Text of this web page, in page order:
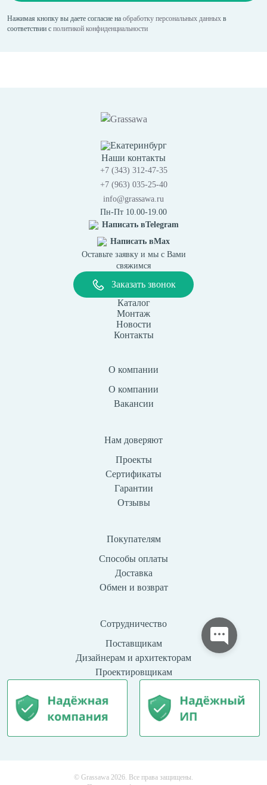
Нажимая кнопку вы даете согласие на обработку персональных данных в
соответствии с политикой конфиденциальности
Екатеринбург
Наши контакты
+7 (343) 312-47-35
+7 (963) 035-25-40
info@grassawa.ru
Пн-Пт 10.00-19.00
Написать вTelegram
Написать вMax
Оставьте заявку и мы с Вами
свяжимся
Заказать звонок
Каталог
Монтаж
Новости
Контакты
О компании
О компании
Вакансии
Нам доверяют
Проекты
Сертификаты
Гарантии
Отзывы
Покупателям
Способы оплаты
Доставка
Обмен и возврат
Сотрудничество
Поставщикам
Дизайнерам и архитекторам
Проектировщикам
© Grassawa 2026. Все права защищены.